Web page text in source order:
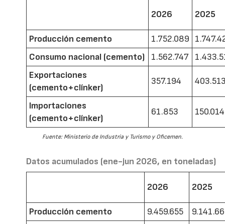
2026 2025
Producción cemento 1.752.089
Consumo nacional (cemento)
1.562.747
Exportaciones
(cemento+clínker)
357.194
Importaciones
(cemento+clínker)
61.853 150.014
Fuente: Ministerio de Industria y Turismo y Oficemen.
Datos acumulados (ene-jun 2026, en toneladas)
2026 2025
Producción cemento 9.459.655